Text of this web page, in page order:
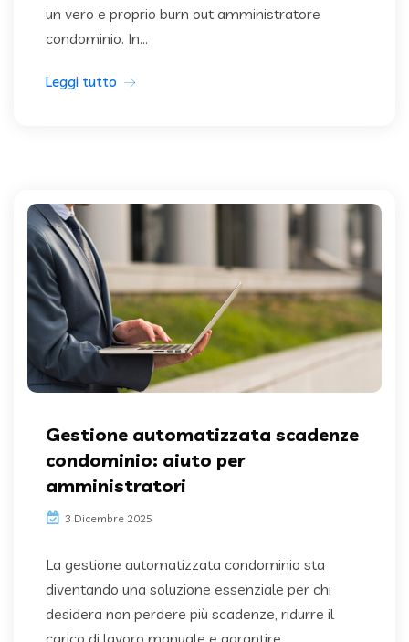
un vero e proprio burn out amministratore
condominio. In...
Leggi tutto
Gestione automatizzata scadenze
condominio: aiuto per
amministratori
3 Dicembre 2025
La gestione automatizzata condominio sta
diventando una soluzione essenziale per chi
desidera non perdere più scadenze, ridurre il